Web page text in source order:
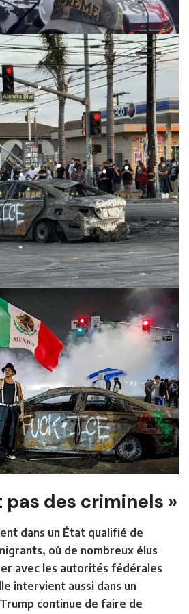
pas des criminels »
dans un État qualifié de
où de nombreux élus
avec les autorités fédérales
intervient aussi dans un
continue de faire de